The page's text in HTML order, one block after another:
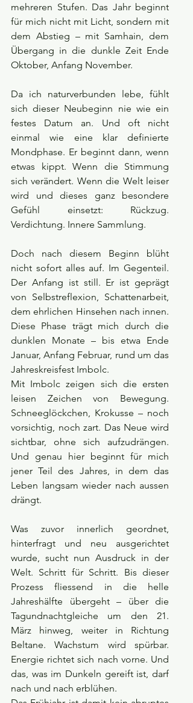
mehreren Stufen. Das Jahr beginnt
für mich nicht mit Licht, sondern mit
dem Abstieg – mit Samhain, dem
Übergang in die dunkle Zeit Ende
Oktober, Anfang November.
Da ich naturverbunden lebe, fühlt
sich dieser Neubeginn nie wie ein
festes Datum an. Und oft nicht
einmal wie eine klar definierte
Mondphase. Er beginnt dann, wenn
etwas kippt. Wenn die Stimmung
sich verändert. Wenn die Welt leiser
wird und dieses ganz besondere
Gefühl einsetzt: Rückzug.
Verdichtung. Innere Sammlung.
Doch nach diesem Beginn blüht
nicht sofort alles auf. Im Gegenteil.
Der Anfang ist still. Er ist geprägt
von Selbstreflexion, Schattenarbeit,
dem ehrlichen Hinsehen nach innen.
Diese Phase trägt mich durch die
dunklen Monate – bis etwa Ende
Januar, Anfang Februar, rund um das
Jahreskreisfest Imbolc.
Mit Imbolc zeigen sich die ersten
leisen Zeichen von Bewegung.
Schneeglöckchen, Krokusse – noch
vorsichtig, noch zart. Das Neue wird
sichtbar, ohne sich aufzudrängen.
Und genau hier beginnt für mich
jener Teil des Jahres, in dem das
Leben langsam wieder nach aussen
drängt.
Was zuvor innerlich geordnet,
hinterfragt und neu ausgerichtet
wurde, sucht nun Ausdruck in der
Welt. Schritt für Schritt. Bis dieser
Prozess fliessend in die helle
Jahreshälfte übergeht – über die
Tagundnachtgleiche um den 21.
März hinweg, weiter in Richtung
Beltane. Wachstum wird spürbar.
Energie richtet sich nach vorne. Und
das, was im Dunkeln gereift ist, darf
nach und nach erblühen.